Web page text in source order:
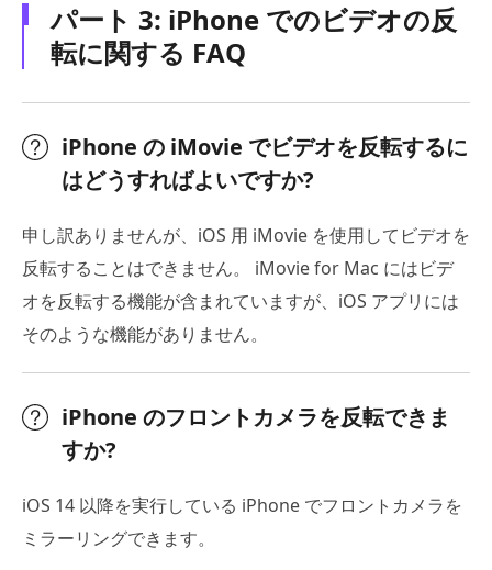
パート 3: iPhone でのビデオの反
転に関する FAQ
iPhone の iMovie でビデオを反転するに
はどうすればよいですか?
申し訳ありませんが、iOS 用 iMovie を使用してビデオを
反転することはできません。 iMovie for Mac にはビデ
オを反転する機能が含まれていますが、iOS アプリには
そのような機能がありません。
iPhone のフロントカメラを反転できま
すか?
iOS 14 以降を実行している iPhone でフロントカメラを
ミラーリングできます。